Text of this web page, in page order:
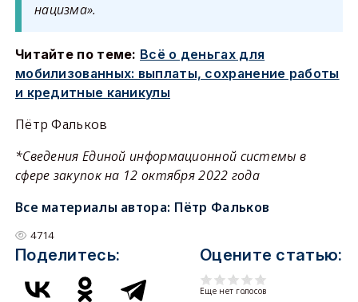
нацизма».
Читайте по теме: Всё о деньгах для
мобилизованных: выплаты, сохранение работы
и кредитные каникулы
Пётр Фальков
*Сведения Единой информационной системы в
сфере закупок на 12 октября 2022 года
Все материалы автора: Пётр Фальков
4714
Поделитесь: Оцените статью:
Еще нет голосов